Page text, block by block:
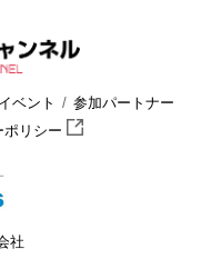
ベント
参加パートナー
ポリシー
社